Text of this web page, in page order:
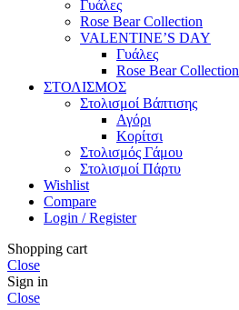
Γυάλες
Rose Bear Collection
VALENTINE’S DAY
Γυάλες
Rose Bear Collection
ΣΤΟΛΙΣΜΟΣ
Στολισμοί Βάπτισης
Αγόρι
Κορίτσι
Στολισμός Γάμου
Στολισμοί Πάρτυ
Wishlist
Compare
Login / Register
Shopping cart
Close
Sign in
Close